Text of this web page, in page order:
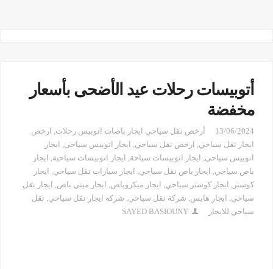
أتوبيسات رحلات عيد الأضحى بأسعار
مخفضة
13/06/2024 أرخص نقل سياحي ايجار باصات اتوبيس رحلات, ارخص
ايجار نقل سياحي, ارخص نقل سياحي, ايجار اتوبيس سياحى, ايجار
اتوبيس سياحي, ايجار اتوبيسات سياحة, ايجار اتوبيسات سياحية, ايجار
باص سياحي, ايجار باص نقل سياحي, ايجار سيارات نقل سياحي, ايجار
كوستر , ايجار كوستر سياحي, ايجار ميكروباص, ايجار ميني باص, ايجار نقل
سياحي, ايجار هايس, شركة نقل سياحي, شركه ايجار نقل سياحي, نقل
سياحي للايجار
SAYED BASIOUNY